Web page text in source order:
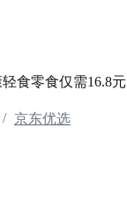
食零食仅需16.8元
京东优选